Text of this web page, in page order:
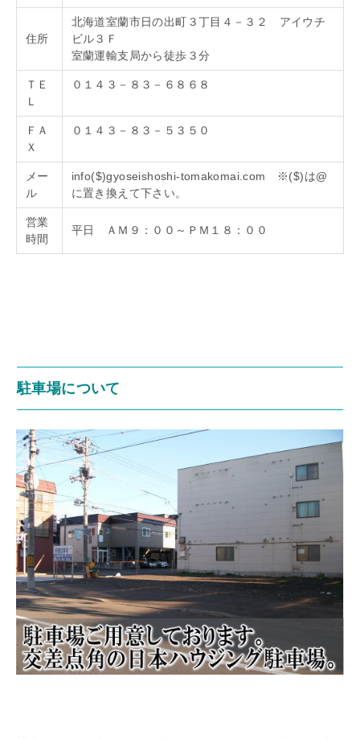
住所
北海道室蘭市日の出町３丁目４－３２ アイウチ
ビル３Ｆ
室蘭運輸支局から徒歩３分
ＴＥ
Ｌ
０１４３－８３－６８６８
ＦＡ
Ｘ
０１４３－８３－５３５０
メー
ル
info($)gyoseishoshi-tomakomai.com ※($)は@
に置き換えて下さい。
営業
時間
平日 ＡＭ９：００～ＰＭ１８：００
駐車場について